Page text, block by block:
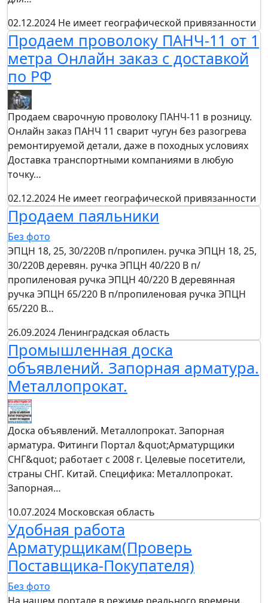
02.12.2024 Не имеет географической привязанности
Продаем проволоку ПАНЧ-11 от 1
метра Онлайн заказ с доставкой
по РФ
Продаем сварочную проволоку ПАНЧ-11 в розницу.
Онлайн заказ ПАНЧ 11 сварит чугун без разогрева
ремонтируемой детали, даже в походных условиях
Доставка транспортными компаниями в любую
точку…
02.12.2024 Не имеет географической привязанности
Продаем паяльники
Без фото
ЭПЦН 18, 25, 30/220В п/пропилен. ручка ЭПЦН 18, 25,
30/220В деревян. ручка ЭПЦН 40/220 В п/
пропиленовая ручка ЭПЦН 40/220 В деревянная
ручка ЭПЦН 65/220 В п/пропиленовая ручка ЭПЦН
65/220 В…
26.09.2024Ленинградская область
Промышленная доска
объявлений. Запорная арматура.
Металлопрокат.
Доска объявлений. Металлопрокат. Запорная
арматура. Фитинги Портал &quot;Арматурщики
СНГ&quot; работает с 2008 г. Целевые посетители,
страны СНГ. Китай. Специфика: Металлопрокат.
Запорная…
10.07.2024 Московская область
Удобная работа
Арматурщикам(Проверь
Поставщика-Покупателя)
Без фото